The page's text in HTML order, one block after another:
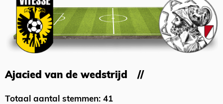
Ajacied van de wedstrijd
Totaal aantal stemmen: 41